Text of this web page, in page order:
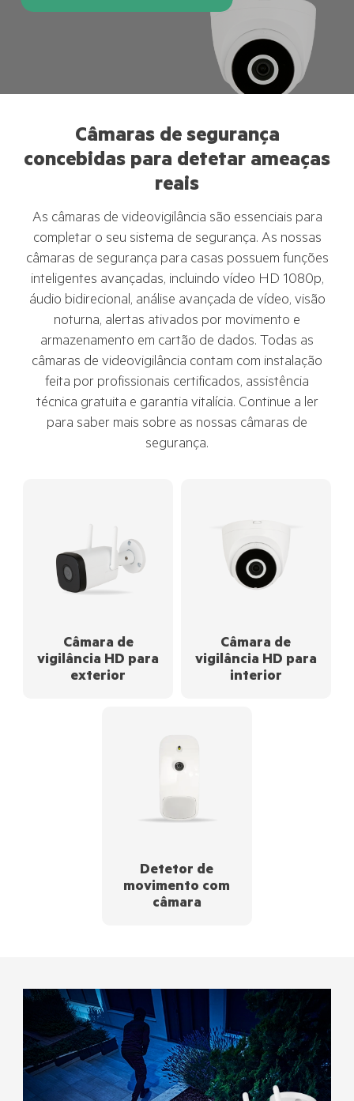
Câmaras de segurança
concebidas para detetar ameaças
reais
As câmaras de videovigilância são essenciais para
completar o seu sistema de segurança. As nossas
câmaras de segurança para casas possuem funções
inteligentes avançadas, incluindo vídeo HD 1080p,
áudio bidirecional, análise avançada de vídeo, visão
noturna, alertas ativados por movimento e
armazenamento em cartão de dados. Todas as
câmaras de videovigilância contam com instalação
feita por profissionais certificados, assistência
técnica gratuita e garantia vitalícia. Continue a ler
para saber mais sobre as nossas câmaras de
segurança.
Câmara de
vigilância HD para
exterior
Câmara de
vigilância HD para
interior
Detetor de
movimento com
câmara